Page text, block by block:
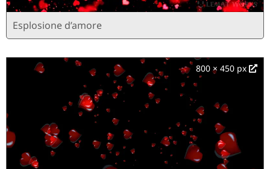
Esplosione d’amore
800 × 450 px